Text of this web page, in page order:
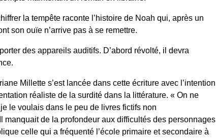
la tempête raconte l’histoire de Noah qui, après un
son ouïe n’arrive pas à se remettre.
des appareils auditifs. D’abord révolté, il devra
Millette s’est lancée dans cette écriture avec l’intention
réaliste de la surdité dans la littérature. « On ne
le voulais dans le peu de livres fictifs non
manquait de la profondeur aux difficultés des personnages
celle qui a fréquenté l’école primaire et secondaire à